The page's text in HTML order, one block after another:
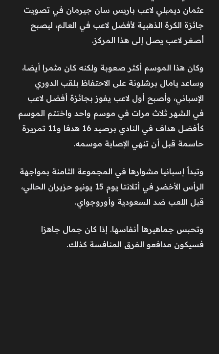
عثمان ديمبلي لاعب باريس سان جيرمان في تصويت
جائزة الكرة الذهبية لأفضل لاعب في العالم، ليصبح
أصغر لاعب يصل إلى هذا المركز.
وكان هذا الموسم أكثر صعوبة ولكنه كان مثمرا أيضا،
وساعد يامال برشلونة على الاحتفاظ بلقب الدوري
الإسباني، وأصبح أول لاعب يفوز بجائزة أفضل لاعب
في الشهر ثلاث مرات في موسم واحد واختتم الموسم
كأفضل هداف في النادي برصيد 16 هدفا و11 تمريرة
حاسمة قبل أن تنهي الإصابة موسمه.
وتبدأ إسبانيا مشوارها في ​المجموعة الثامنة بمواجهة
الرأس الأخضر في ​أتلانتا يوم 15 يونيو حزيران الحالي،
قبل اللعب ضد السعودية وأوروجواي.
وتحبس جماهيرها أنفاسها. إذا كان جمال جاهزا
فسيكون مدافعو الفرق المنافسة كذلك.